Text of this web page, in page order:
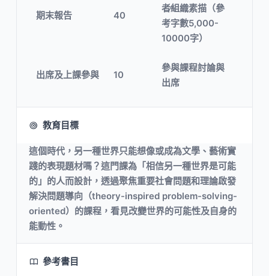
期末報告 40
者∕組織素描（參
考字數5,000-
10000字）
出席及上課參與 10
參與課程討論與
出席
教育目標
這個時代，另一種世界只能想像或成為文學、藝術實
踐的表現題材嗎？這門課為「相信另一種世界是可能
的」的人而設計，透過聚焦重要社會問題和理論啟發
解決問題導向（theory-inspired problem-solving-
oriented）的課程，看見改變世界的可能性及自身的
能動性。
參考書目